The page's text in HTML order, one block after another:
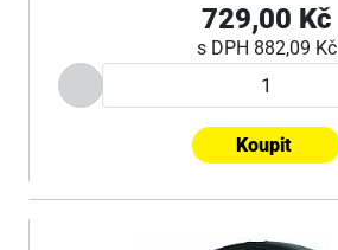
729,00 Kč
s DPH 882,09 Kč
Koupit